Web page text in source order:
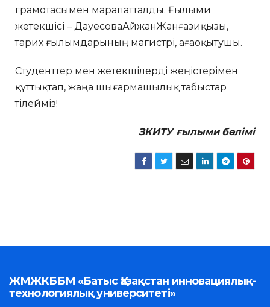
грамотасымен марапатталды. Ғылыми
жетекшісі – ДауесоваАйжанЖанғазиқызы,
тарих ғылымдарының магистрі, ағаоқытушы.
Студенттер мен жетекшілерді жеңістерімен
құттықтап, жаңа шығармашылық табыстар
тілейміз!
ЗКИТУ ғылыми бөлімі
ЖМЖКББМ «Батыс Қазақстан инновациялық-
технологиялық университеті»